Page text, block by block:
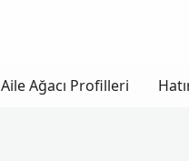
Aile Ağacı Profilleri